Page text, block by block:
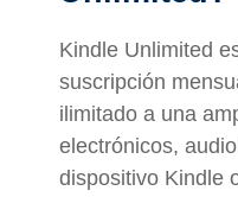
Kindle Unlimited
suscripción
ilimitado a una
electrónicos,
dispositivo Kindle